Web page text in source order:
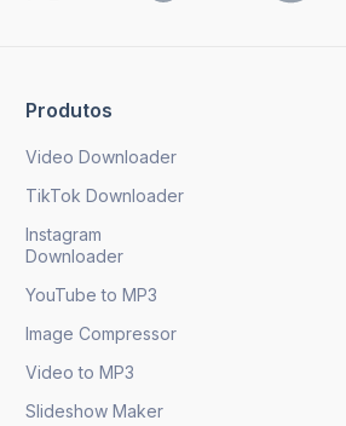
Produtos
Video Downloader
TikTok Downloader
Instagram
Downloader
YouTube to MP3
Image Compressor
Video to MP3
Slideshow Maker